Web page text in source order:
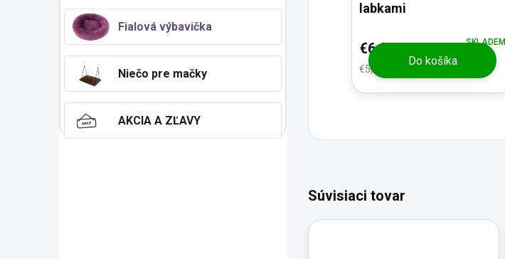
Fialová výbavička
Niečo pre mačky
AKCIA A ZĽAVY
labkami
€5,12 bez DPH
€6,20 SKLADEM
Do košíka
Súvisiaci tovar